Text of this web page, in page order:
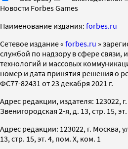
Новости Forbes Games
Наименование издания: forbes.ru
Cетевое издание « forbes.ru »
службой по надзору в сфере
технологий и массовых
номер и дата принятия решения о
ФС77-82431 от 23 декабря 2021 г.
Адрес редакции, издателя: 123022,
Звенигородская 2-я, д. 13, стр. 15,
Адрес редакции: 123022, г. Москва,
13, стр. 15, эт. 4, пом. X, ком. 1